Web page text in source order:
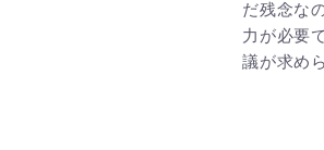
だ残念な
力が必要
議が求め